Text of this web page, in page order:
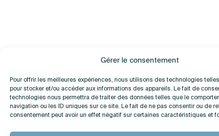
Gérer le consentement
Pour offrir les meilleures expériences, nous utilisons des technologies
pour stocker et/ou accéder aux informations des appareils. Le fait de
technologies nous permettra de traiter des données telles que le
navigation ou les ID uniques sur ce site. Le fait de ne pas consentir ou de
consentement peut avoir un effet négatif sur certaines caractéristiques et